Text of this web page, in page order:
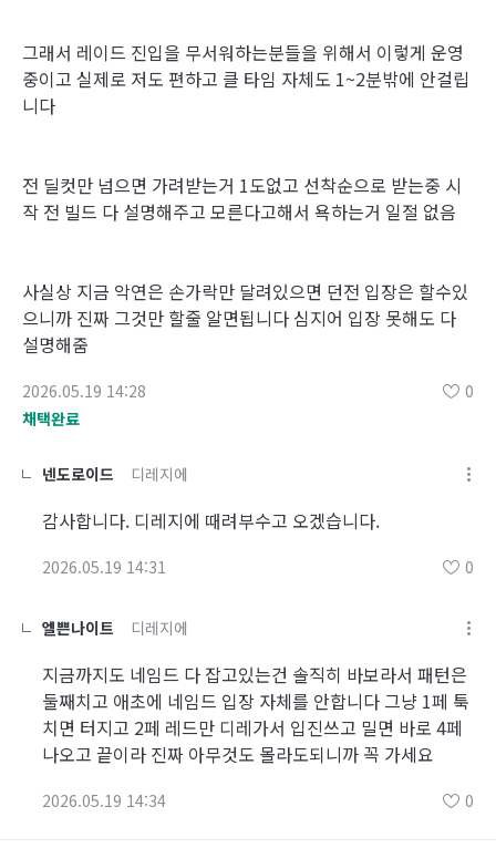
그래서 레이드 진입을 무서워하는분들을 위해서 이렇게 운영
중이고 실제로 저도 편하고 클 타임 자체도 1~2분밖에 안걸립
니다
전 딜컷만 넘으면 가려받는거 1도없고 선착순으로 받는중 시
작 전 빌드 다 설명해주고 모른다고해서 욕하는거 일절 없음
사실상 지금 악연은 손가락만 달려있으면 던전 입장은 할수있
으니까 진짜 그것만 할줄 알면됩니다 심지어 입장 못해도 다
설명해줌
2026.05.19 14:28
0
채택완료
넨도로이드 디레지에
감사합니다. 디레지에 때려부수고 오겠습니다.
2026.05.19 14:31 0
엘쁜나이트 디레지에
지금까지도 네임드 다 잡고있는건 솔직히 바보라서 패턴은
둘째치고 애초에 네임드 입장 자체를 안합니다 그냥 1페 툭
치면 터지고 2페 레드만 디레가서 입진쓰고 밀면 바로 4페
나오고 끝이라 진짜 아무것도 몰라도되니까 꼭 가세요
2026.05.19 14:34 0